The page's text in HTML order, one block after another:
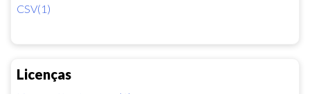
CSV(1)
Licenças